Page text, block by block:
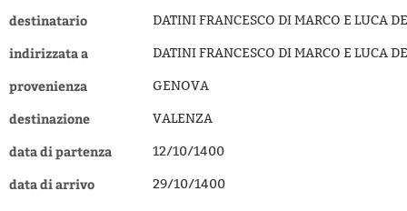
destinatario DATINI FRANCESCO DI MARCO E LUCA
indirizzata a DATINI FRANCESCO DI MARCO E LUCA
provenienza GENOVA
destinazione VALENZA
data di partenza 12/10/1400
data di arrivo 29/10/1400